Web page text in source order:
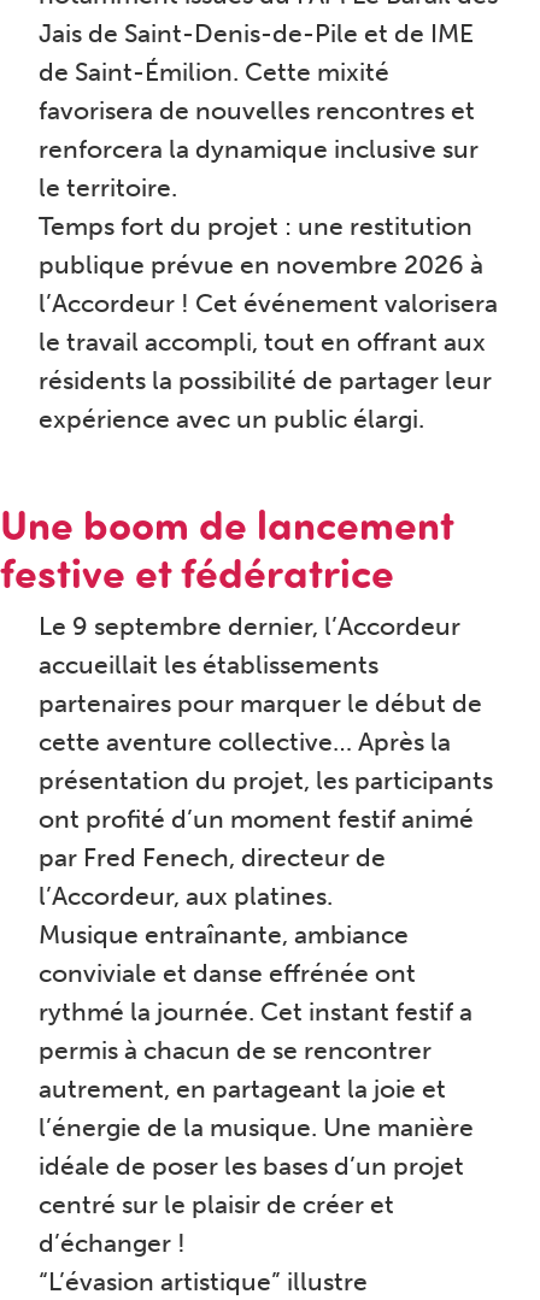
Jais de Saint-Denis-de-Pile et de IME
de Saint-Émilion. Cette mixité
favorisera de nouvelles rencontres et
renforcera la dynamique inclusive sur
le territoire.
Temps fort du projet : une restitution
publique prévue en novembre 2026 à
l’Accordeur ! Cet événement valorisera
le travail accompli, tout en offrant aux
résidents la possibilité de partager leur
expérience avec un public élargi.
Une boom de lancement
festive et fédératrice
Le 9 septembre dernier, l’Accordeur
accueillait les établissements
partenaires pour marquer le début de
cette aventure collective… Après la
présentation du projet, les participants
ont profité d’un moment festif animé
par Fred Fenech, directeur de
l’Accordeur, aux platines.
Musique entraînante, ambiance
conviviale et danse effrénée ont
rythmé la journée. Cet instant festif a
permis à chacun de se rencontrer
autrement, en partageant la joie et
l’énergie de la musique. Une manière
idéale de poser les bases d’un projet
centré sur le plaisir de créer et
d’échanger !
“L’évasion artistique” illustre